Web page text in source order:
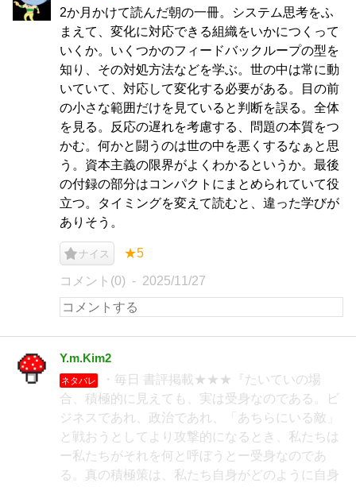
2か月かけて読んだ朝の一冊。システム思考をふ
まえて、変化に対応できる組織をいかにつくって
いくか。いくつかのフィードバックループの型を
知り、その対処方法などを学ぶ。世の中は常に動
いていて、対応して変化する必要がある。目の前
の小さな範囲だけを見ていると判断を誤る。全体
を見る。反応の遅れを考慮する、問題の本質をつ
かむ。何かと闘うのは世の中を悪くするなぁと思
う。資本主義の限界がよくわかるというか。最後
の付録の部分はコンパクトにまとめられていて役
立つ。タイミングを変えて読むと、違った学びが
ありそう。
ナイス ★5
コメント(0) 2025/11/27
Y.m.Kim2
ネタバレ
・毎日 書評掲載★★★『たいていの場
合、積極的に見えても、実は受身なのである。ビ
ジネスであれ、政治であれ、「あちらにいる敵」
と戦おうとしてより攻撃的になるとき、私たちは
ー私たちがそれを何と呼ぼうとー受身なのであ
る。真の積極策は、私たち自身がどのように自身